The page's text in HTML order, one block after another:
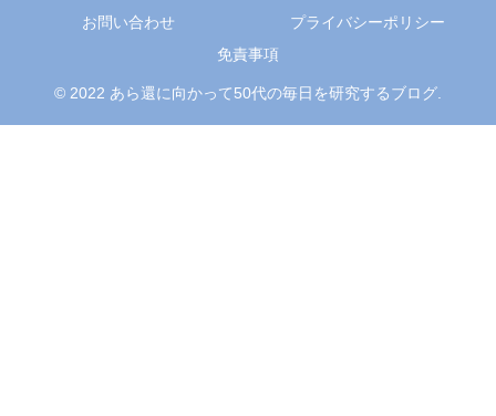
お問い合わせ
プライバシーポリシー
免責事項
© 2022 あら還に向かって50代の毎日を研究するブログ.